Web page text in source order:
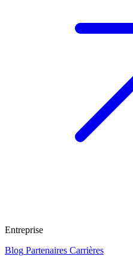
Entreprise
Blog Partenaires Carrières